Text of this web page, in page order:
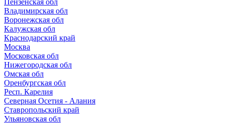
Владимирская обл
Воронежская обл
Калужская обл
Краснодарский край
Москва
Московская обл
Нижегородская обл
Омская обл
Оренбургская обл
Респ. Карелия
Северная Осетия - Алания
Ставропольский край
Ульяновская обл